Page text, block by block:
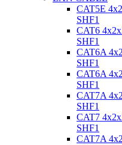
CAT5E
SHF1
CAT6
SHF1
CAT6A
SHF1
CAT6A
SHF1
CAT7A
SHF1
CAT7
SHF1
CAT7A